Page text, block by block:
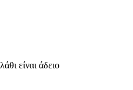
είναι άδειο